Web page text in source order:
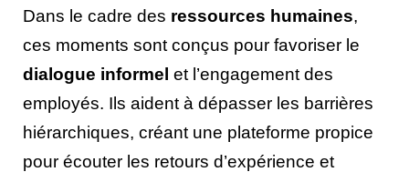
Dans le cadre des ressources humaines,
ces moments sont conçus pour favoriser le
dialogue informel et l’engagement des
employés. Ils aident à dépasser les barrières
hiérarchiques, créant une plateforme propice
pour écouter les retours d’expérience et